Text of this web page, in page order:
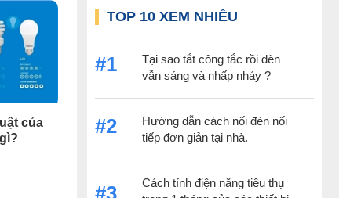
của
TOP 10 XEM NHIỀU
#1
Tại sao tắt công tắc rồi đèn
vẫn sáng và nhấp nháy ?
#2
Hướng dẫn cách nối đèn nối
tiếp đơn giản tại nhà.
#3
Cách tính điện năng tiêu thụ